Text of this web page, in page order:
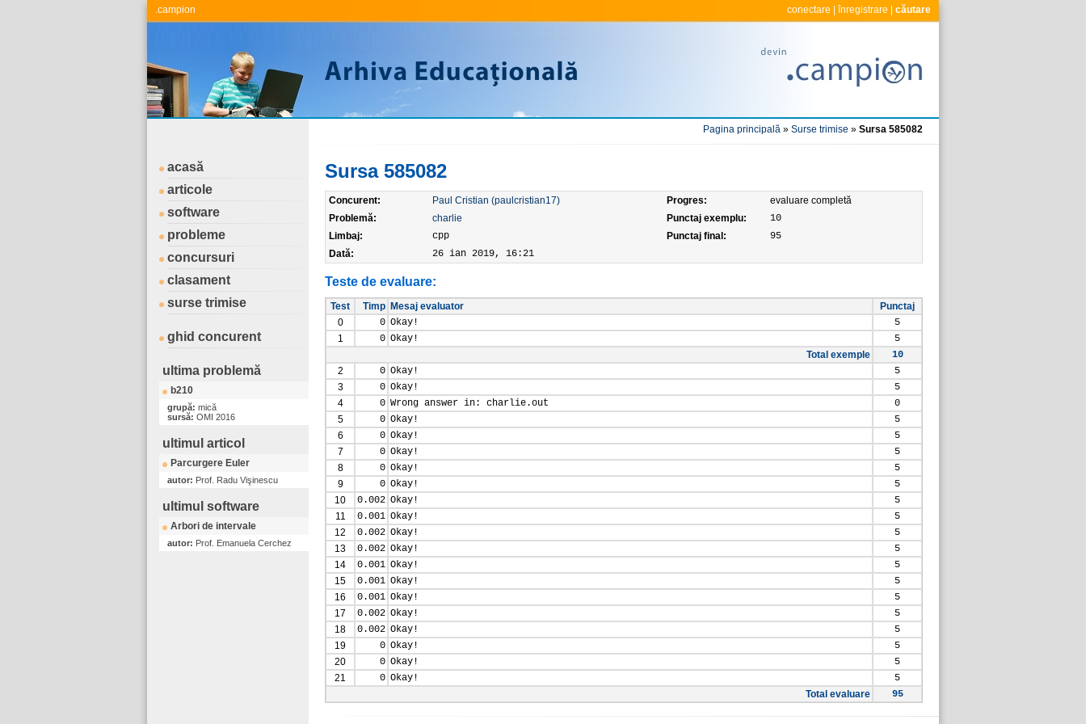
.campion conectare înregistrare căutare
Pagina principală » Surse trimise » Sursa 585082
acasă
articole
software
probleme
concursuri
clasament
surse trimise
ghid concurent
ultima problemă
b210
grupă: mică
sursă: OMI 2016
ultimul articol
Parcurgere Euler
autor: Prof. Radu Vişinescu
ultimul software
Arbori de intervale
autor: Prof. Emanuela Cerchez
Sursa 585082
Concurent: Paul Cristian (paulcristian17) Progres:
evaluare completă
Problemă:
charlie Punctaj exemplu:
10
Limbaj:
cpp Punctaj final:
95
Dată:
26 ian 2019, 16:21
Teste de evaluare:
Test Timp Mesaj evaluator
Punctaj
0
0 Okay!
5
1
0 Okay!
5
Total exemple
10
2
0 Okay!
5
3
0 Okay!
5
4
0 Wrong answer in: charlie.out
0
5
0 Okay!
5
6
0 Okay!
5
7
0 Okay!
5
8
0 Okay!
5
9
0 Okay!
5
10
0.002 Okay!
5
11
0.001 Okay!
5
12
0.002 Okay!
5
13
0.002 Okay!
5
14
0.001 Okay!
5
15
0.001 Okay!
5
16
0.001 Okay!
5
17
0.002 Okay!
5
18
0.002 Okay!
5
19
0 Okay!
5
20
0 Okay!
5
21
0 Okay!
5
Total evaluare
95